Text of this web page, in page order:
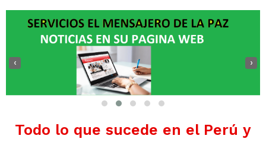
‹ ›
Todo lo que sucede en el Perú y